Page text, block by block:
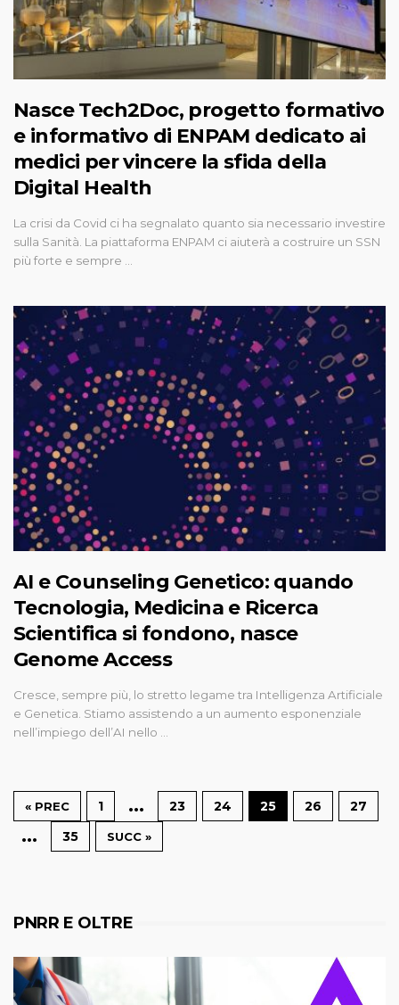
Nasce Tech2Doc, progetto formativo
e informativo di ENPAM dedicato ai
medici per vincere la sfida della
Digital Health
La crisi da Covid ci ha segnalato quanto sia necessario investire
sulla Sanità. La piattaforma ENPAM ci aiuterà a costruire un SSN
più forte e sempre …
AI e Counseling Genetico: quando
Tecnologia, Medicina e Ricerca
Scientifica si fondono, nasce
Genome Access
Cresce, sempre più, lo stretto legame tra Intelligenza Artificiale
e Genetica. Stiamo assistendo a un aumento esponenziale
nell’impiego dell’AI nello …
« PREC 1 … 23 24 25 26 27
… 35 SUCC »
PNRR E OLTRE